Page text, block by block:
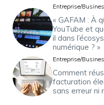
Entreprise/
« GAFAM : À
YouTube et
il dans
numérique ? »
Entreprise/
Comment
facturation
sans erreur ni